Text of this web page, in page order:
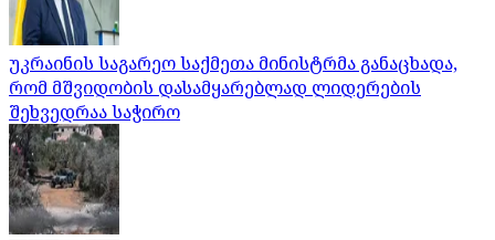
უკრაინის საგარეო საქმეთა მინისტრმა განაცხადა,
რომ მშვიდობის დასამყარებლად ლიდერების
შეხვედრაა საჭირო